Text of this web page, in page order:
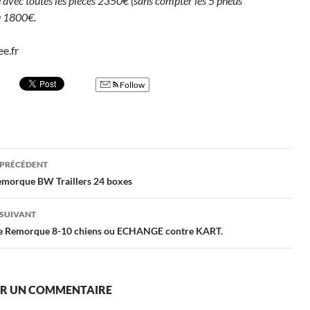
1800€.
Follow
BW Traillers 24 boxes
Remorque 8-10 chiens ou ECHANGE contre KART.
UN COMMENTAIRE